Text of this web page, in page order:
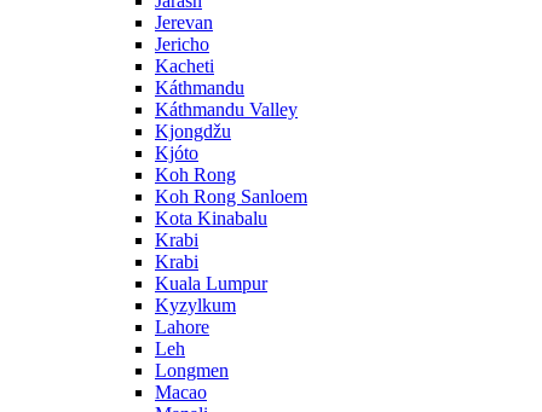
Jerevan
Jericho
Kacheti
Káthmandu
Káthmandu Valley
Kjongdžu
Kjóto
Koh Rong
Koh Rong Sanloem
Kota Kinabalu
Krabi
Krabi
Kuala Lumpur
Kyzylkum
Lahore
Leh
Longmen
Macao